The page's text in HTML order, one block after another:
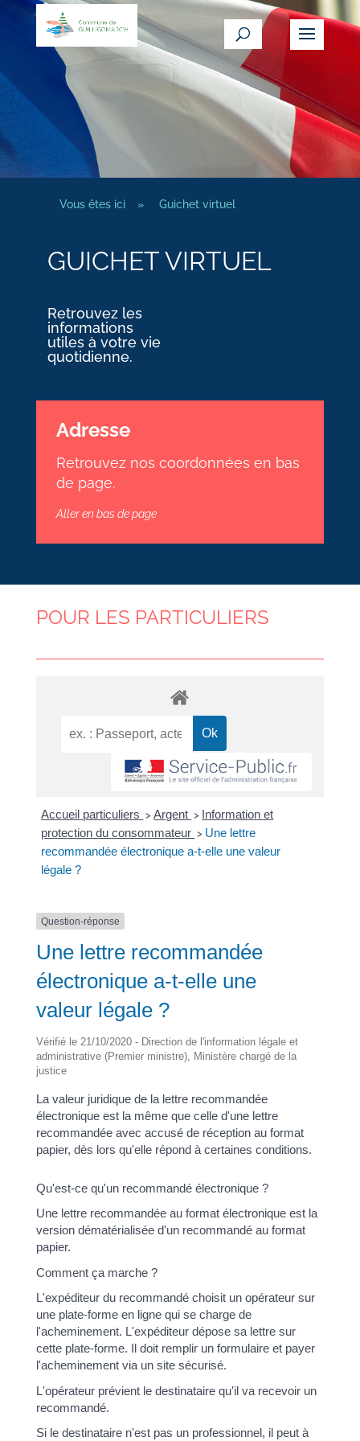
Vous êtes ici » Guichet virtuel
GUICHET VIRTUEL
Retrouvez les
informations
utiles à votre vie
quotidienne.
Adresse
Retrouvez nos coordonnées en bas
de page.
Aller en bas de page
POUR LES PARTICULIERS
Accueil particuliers > Argent > Information et
protection du consommateur > Une lettre
recommandée électronique a-t-elle une valeur
légale ?
Question-réponse
Une lettre recommandée
électronique a-t-elle une
valeur légale ?
Vérifié le 21/10/2020 - Direction de l'information légale et
administrative (Premier ministre), Ministère chargé de la
justice
La valeur juridique de la lettre recommandée
électronique est la même que celle d'une lettre
recommandée avec accusé de réception au format
papier, dès lors qu'elle répond à certaines conditions.
Qu'est-ce qu'un recommandé électronique ?
Une lettre recommandée au format électronique est la
version dématérialisée d'un recommandé au format
papier.
Comment ça marche ?
L'expéditeur du recommandé choisit un opérateur sur
une plate-forme en ligne qui se charge de
l'acheminement. L'expéditeur dépose sa lettre sur
cette plate-forme. Il doit remplir un formulaire et payer
l'acheminement via un site sécurisé.
L'opérateur prévient le destinataire qu'il va recevoir un
recommandé.
Si le destinataire n'est pas un professionnel, il peut à